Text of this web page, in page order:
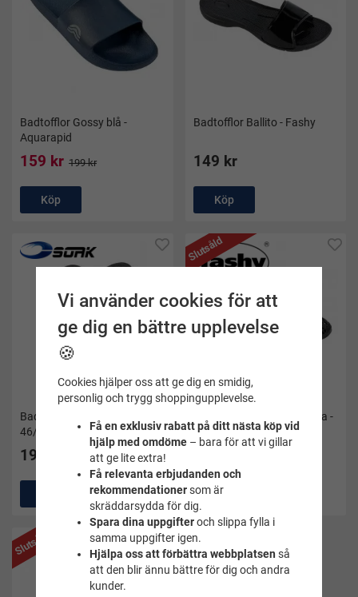
Badtofflor Gossy blå -
Aquarapid
159 kr 199 kr
Köp
Badtofflor Ballito - Fashy
149 kr
Köp
Badskor svart - från Soak -
46/47
195 kr
(2)
Badskor Ballerina Aqua Dia -
Fashy
Slutsåld
149 kr
Slutsåld
Vi använder cookies för att
ge dig en bättre upplevelse
🍪
Cookies hjälper oss att ge dig en smidig,
personlig och trygg shoppingupplevelse.
Få en exklusiv rabatt på ditt nästa köp vid
hjälp med omdöme– bara för att vi gillar
att ge lite extra!
Få relevanta erbjudanden och
rekommendationersom är
skräddarsydda för dig.
Spara dina uppgifteroch slippa fylla i
samma uppgifter igen.
Hjälpa oss att förbättra webbplatsen så
att den blir ännu bättre för dig och andra
kunder.